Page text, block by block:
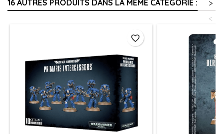
16 AUTRES PRODUITS DANS LA MÊME CATÉGORIE :
>
<
favorite_border